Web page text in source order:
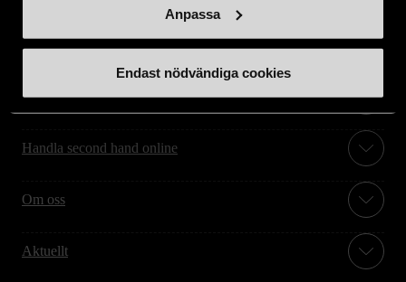
Anpassa
Endast nödvändiga cookies
Stöd oss
Hitta till oss
Handla second hand online
Om oss
Aktuellt